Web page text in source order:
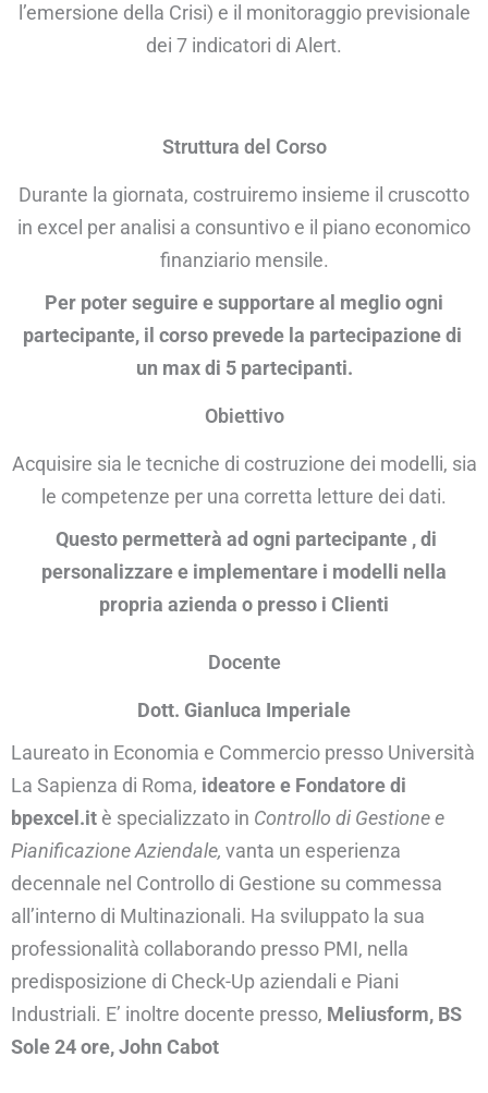
l’emersione della Crisi) e il monitoraggio previsionale
dei 7 indicatori di Alert.
Struttura del Corso
Durante la giornata, costruiremo insieme il cruscotto
in excel per analisi a consuntivo e il piano economico
finanziario mensile.
Per poter seguire e supportare al meglio ogni
partecipante, il corso prevede la partecipazione di
un max di 5 partecipanti.
Obiettivo
Acquisire sia le tecniche di costruzione dei modelli, sia
le competenze per una corretta letture dei dati.
Questo permetterà ad ogni partecipante , di
personalizzare e implementare i modelli nella
propria azienda o presso i Clienti
Docente
Dott. Gianluca Imperiale
Laureato in Economia e Commercio presso Università
La Sapienza di Roma, ideatore e Fondatore di
bpexcel.it è specializzato in Controllo di Gestione e
Pianificazione Aziendale, vanta un esperienza
decennale nel Controllo di Gestione su commessa
all’interno di Multinazionali. Ha sviluppato la sua
professionalità collaborando presso PMI, nella
predisposizione di Check-Up aziendali e Piani
Industriali. E’ inoltre docente presso, Meliusform, BS
Sole 24 ore, John Cabot